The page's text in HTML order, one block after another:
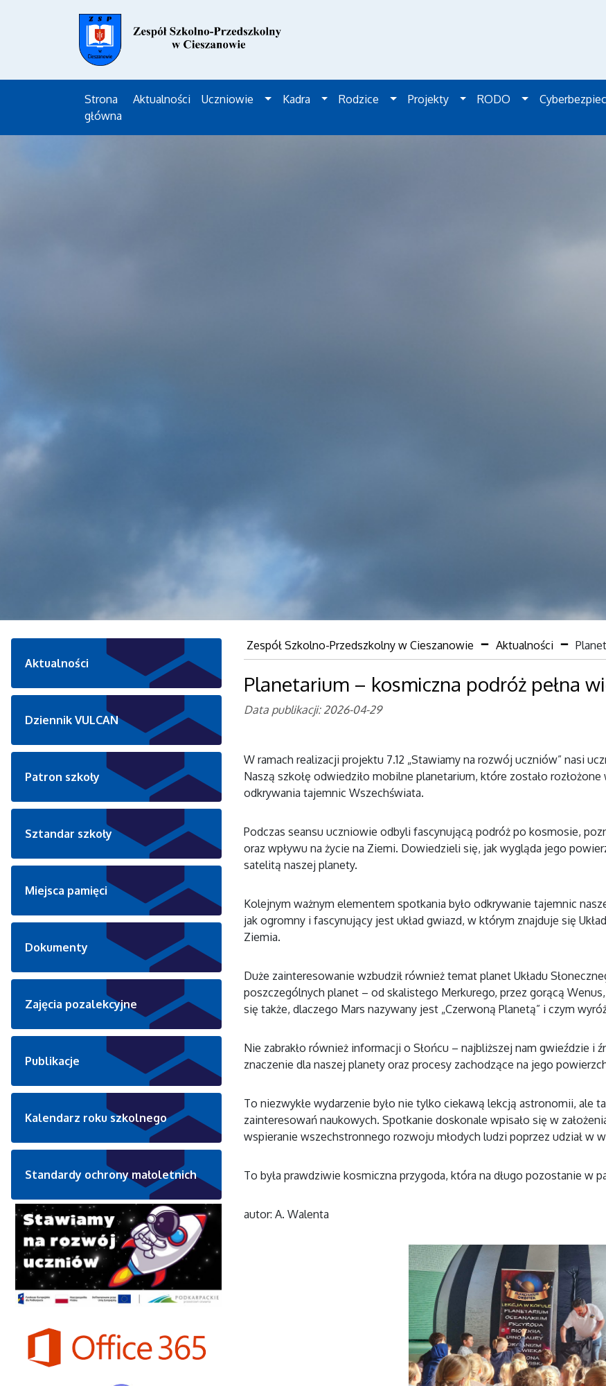
Strona
główna
Aktualności Uczniowie Kadra Rodzice Projekty RODO
Zespół Szkolno-Przedszkolny w Cieszanowie Aktualności
Planetarium – kosmiczna podróż pełna
Data publikacji: 2026-04-29
W ramach realizacji projektu 7.12 „Stawiamy na rozwój uczniów” nasi
Naszą szkołę odwiedziło mobilne planetarium, które zostało
odkrywania tajemnic Wszechświata.
Podczas seansu uczniowie odbyli fascynującą podróż po kosmosie,
oraz wpływu na życie na Ziemi. Dowiedzieli się, jak wygląda jego
satelitą naszej planety.
Kolejnym ważnym elementem spotkania było odkrywanie tajemnic
jak ogromny i fascynujący jest układ gwiazd, w którym znajduje się
Ziemia.
Duże zainteresowanie wzbudził również temat planet Układu
poszczególnych planet – od skalistego Merkurego, przez gorącą
się także, dlaczego Mars nazywany jest „Czerwoną Planetą” i czym
Nie zabrakło również informacji o Słońcu – najbliższej nam gwieździe i
znaczenie dla naszej planety oraz procesy zachodzące na jego
To niezwykłe wydarzenie było nie tylko ciekawą lekcją astronomii, ale
zainteresowań naukowych. Spotkanie doskonale wpisało się w
wspieranie wszechstronnego rozwoju młodych ludzi poprzez udział w
To była prawdziwie kosmiczna przygoda, która na długo pozostanie w
autor: A. Walenta
Aktualności
Dziennik VULCAN
Patron szkoły
Sztandar szkoły
Miejsca pamięci
Dokumenty
Zajęcia pozalekcyjne
Publikacje
Kalendarz roku szkolnego
Standardy ochrony małoletnich